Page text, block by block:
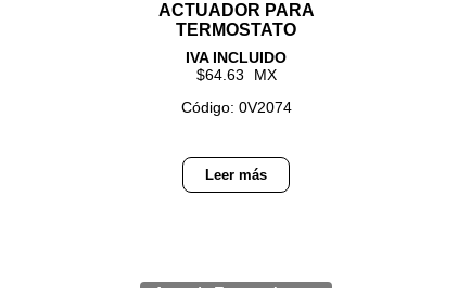
ACTUADOR PARA
TERMOSTATO
64.63
Código: 0V2074
Leer más